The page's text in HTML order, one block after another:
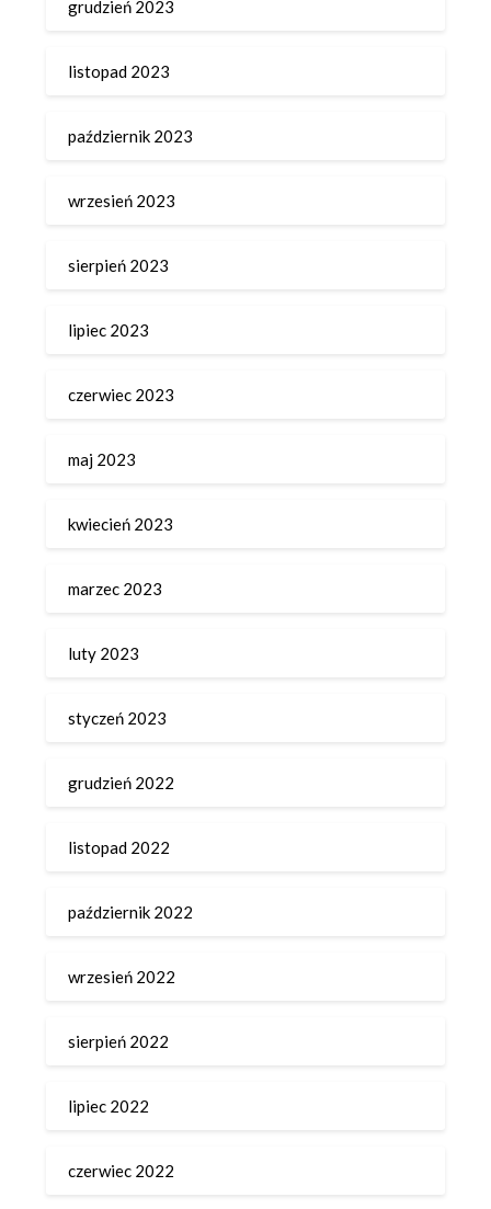
grudzień 2023
listopad 2023
październik 2023
wrzesień 2023
sierpień 2023
lipiec 2023
czerwiec 2023
maj 2023
kwiecień 2023
marzec 2023
luty 2023
styczeń 2023
grudzień 2022
listopad 2022
październik 2022
wrzesień 2022
sierpień 2022
lipiec 2022
czerwiec 2022